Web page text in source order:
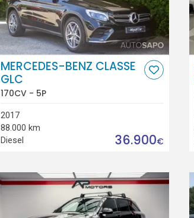
MERCEDES-BENZ CLASSE
GLC
170CV - 5P
2017
88.000 km
Diesel
36.900€